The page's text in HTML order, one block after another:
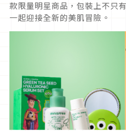
款限量明星商品，包裝上不只
一起迎接全新的美肌冒險。